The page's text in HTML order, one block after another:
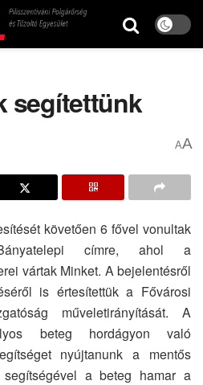
segítettünk
AA
követően 6 fővel vonultak
címre, ahol a
vártak Minket. A bejelentésről
is értesítettük a Fővárosi
műveletirányítását. A
beteg hordágyon való
nyújtanunk a mentős
segítségével a beteg hamar a